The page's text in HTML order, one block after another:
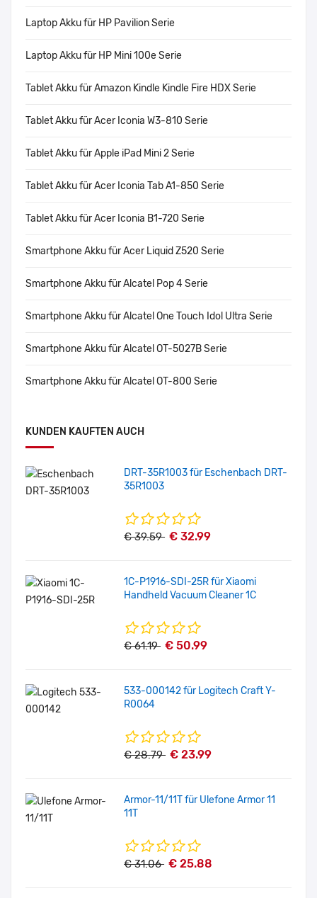
Laptop Akku für HP Pavilion Serie
Laptop Akku für HP Mini 100e Serie
Tablet Akku für Amazon Kindle Kindle Fire HDX Serie
Tablet Akku für Acer Iconia W3-810 Serie
Tablet Akku für Apple iPad Mini 2 Serie
Tablet Akku für Acer Iconia Tab A1-850 Serie
Tablet Akku für Acer Iconia B1-720 Serie
Smartphone Akku für Acer Liquid Z520 Serie
Smartphone Akku für Alcatel Pop 4 Serie
Smartphone Akku für Alcatel One Touch Idol Ultra Serie
Smartphone Akku für Alcatel OT-5027B Serie
Smartphone Akku für Alcatel OT-800 Serie
KUNDEN KAUFTEN AUCH
DRT-35R1003 für Eschenbach DRT-
35R1003
€ 39.59 € 32.99
1C-P1916-SDI-25R für Xiaomi
Handheld Vacuum Cleaner 1C
€ 61.19 € 50.99
533-000142 für Logitech Craft Y-
R0064
€ 28.79 € 23.99
Armor-11/11T für Ulefone Armor 11
11T
€ 31.06 € 25.88